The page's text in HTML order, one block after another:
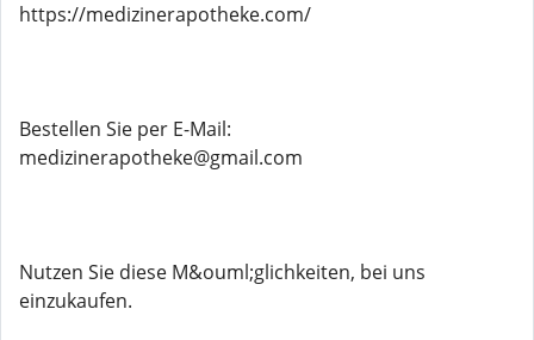
https://medizinerapotheke.com/
Bestellen Sie per E-Mail:
medizinerapotheke@gmail.com
Nutzen Sie diese M&ouml;glichkeiten, bei uns
einzukaufen.